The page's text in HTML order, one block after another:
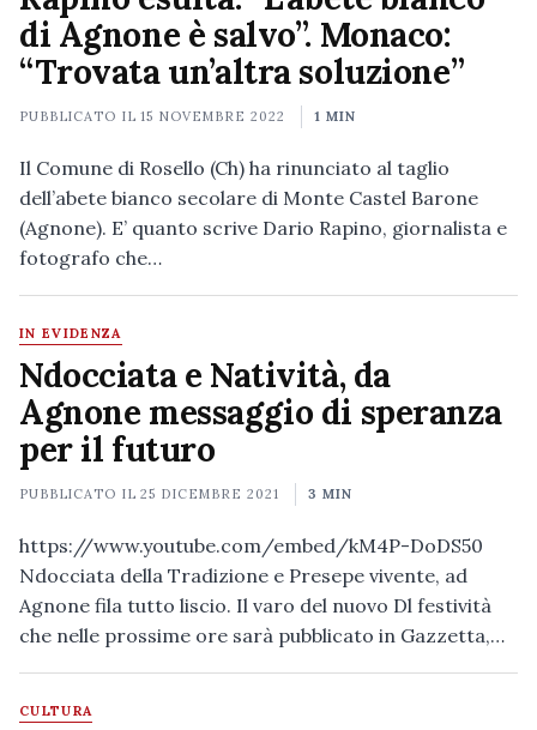
di Agnone è salvo”. Monaco:
“Trovata un’altra soluzione”
PUBBLICATO IL15 NOVEMBRE 2022 1 MIN
Il Comune di Rosello (Ch) ha rinunciato al taglio
dell’abete bianco secolare di Monte Castel Barone
(Agnone). E’ quanto scrive Dario Rapino, giornalista e
fotografo che…
IN EVIDENZA
Ndocciata e Natività, da
Agnone messaggio di speranza
per il futuro
PUBBLICATO IL25 DICEMBRE 2021 3 MIN
https://www.youtube.com/embed/kM4P-DoDS50
Ndocciata della Tradizione e Presepe vivente, ad
Agnone fila tutto liscio. Il varo del nuovo Dl festività
che nelle prossime ore sarà pubblicato in Gazzetta,…
CULTURA